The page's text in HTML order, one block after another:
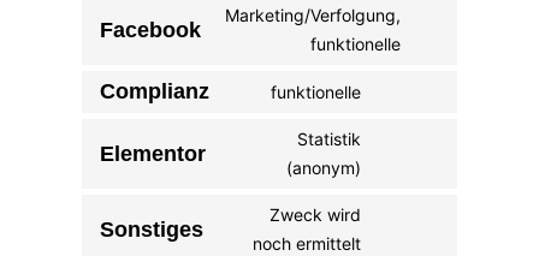
Facebook
Marketing/Verfolgung,
funktionelle
Complianz funktionelle
Elementor
Statistik
(anonym)
Sonstiges
Zweck wird
noch ermittelt